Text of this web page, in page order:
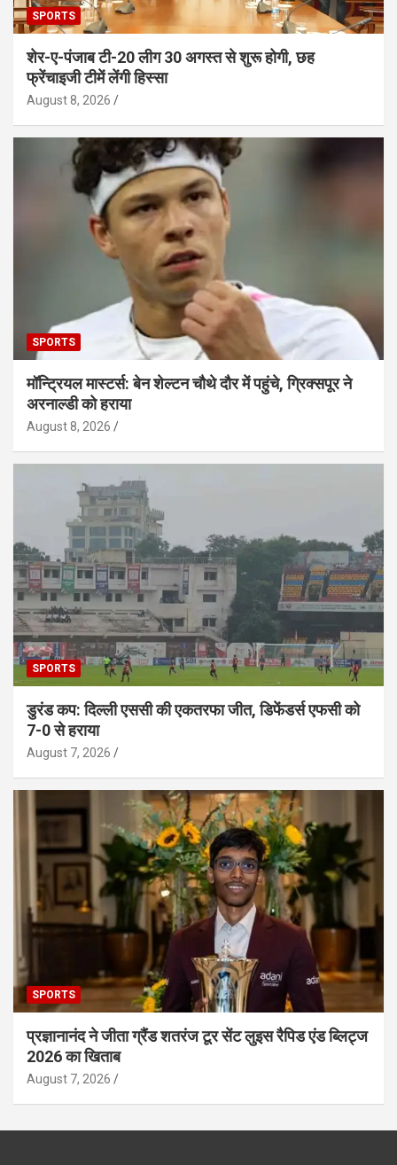
SPORTS
शेर-ए-पंजाब टी-20 लीग 30 अगस्त से शुरू होगी, छह
फ्रेंचाइजी टीमें लेंगी हिस्सा
August 8, 2026
SPORTS
मॉन्ट्रियल मास्टर्स: बेन शेल्टन चौथे दौर में पहुंचे, ग्रिक्सपूर ने
अरनाल्डी को हराया
August 8, 2026
SPORTS
डुरंड कप: दिल्ली एससी की एकतरफा जीत, डिफेंडर्स एफसी को
7-0 से हराया
August 7, 2026
SPORTS
प्रज्ञानानंद ने जीता ग्रैंड शतरंज टूर सेंट लुइस रैपिड एंड ब्लिट्ज
2026 का खिताब
August 7, 2026